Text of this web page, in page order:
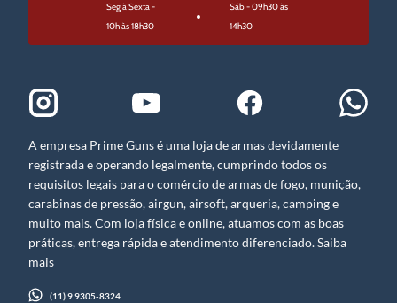
Seg à Sexta -
10h às 18h30
Sáb - 09h30 às
14h30
A empresa Prime Guns é uma loja de armas devidamente
registrada e operando legalmente, cumprindo todos os
requisitos legais para o comércio de armas de fogo, munição,
carabinas de pressão, airgun, airsoft, arqueria, camping e
muito mais. Com loja física e online, atuamos com as boas
práticas, entrega rápida e atendimento diferenciado. Saiba
mais
(11) 9 9305-8324